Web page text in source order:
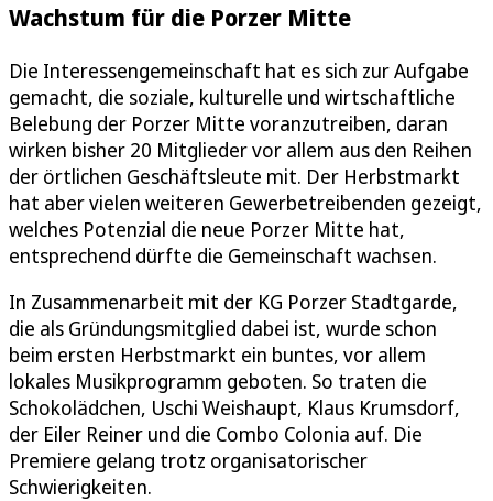
Wachstum für die Porzer Mitte
Die Interessengemeinschaft hat es sich zur Aufgabe
gemacht, die soziale, kulturelle und wirtschaftliche
Belebung der Porzer Mitte voranzutreiben, daran
wirken bisher 20 Mitglieder vor allem aus den Reihen
der örtlichen Geschäftsleute mit. Der Herbstmarkt
hat aber vielen weiteren Gewerbetreibenden gezeigt,
welches Potenzial die neue Porzer Mitte hat,
entsprechend dürfte die Gemeinschaft wachsen.
In Zusammenarbeit mit der KG Porzer Stadtgarde,
die als Gründungsmitglied dabei ist, wurde schon
beim ersten Herbstmarkt ein buntes, vor allem
lokales Musikprogramm geboten. So traten die
Schokolädchen, Uschi Weishaupt, Klaus Krumsdorf,
der Eiler Reiner und die Combo Colonia auf. Die
Premiere gelang trotz organisatorischer
Schwierigkeiten.